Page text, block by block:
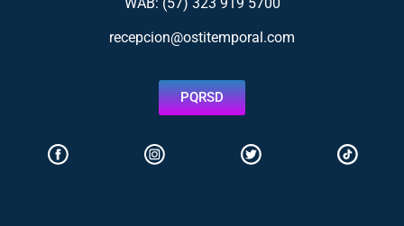
recepcion@ostitemporal.com
PQRSD